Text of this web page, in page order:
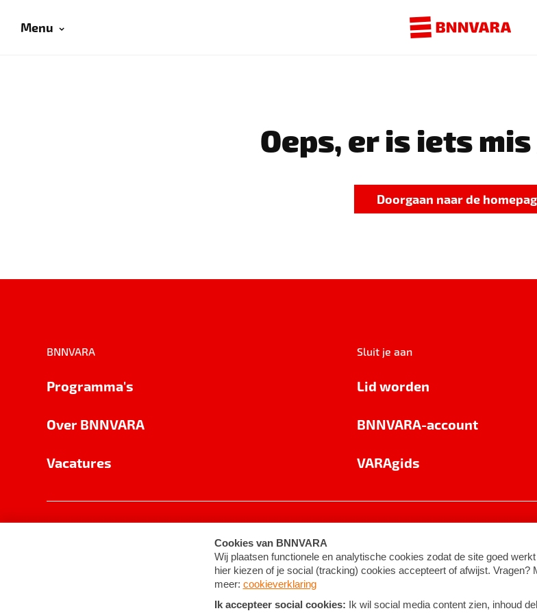
Menu
Oeps, er is iets
Doorgaan naar de
BNNVARA
Programma's
Over BNNVARA
Vacatures
Sluit je aan
Lid worden
BNNVARA-account
VARAgids
Cookie-instellingen Algemene voorwaarden ©2026BNNVARA